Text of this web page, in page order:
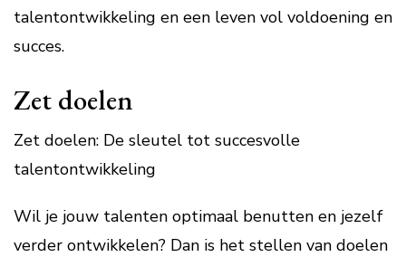
talentontwikkeling en een leven vol voldoening en
succes.
Zet doelen
Zet doelen: De sleutel tot succesvolle
talentontwikkeling
Wil je jouw talenten optimaal benutten en jezelf
verder ontwikkelen? Dan is het stellen van doelen